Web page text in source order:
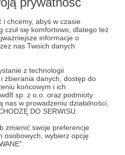
i chcemy, abyś w czasie
czuł się komfortowo, dlatego też
informacje o
nas Twoich danych
z technologii
zbierania danych, dostęp do
końcowym i ich
sp. z o.o. oraz podmioty
w prowadzeniu działalności,
DO SERWISU.
zmienić swoje preferencje
osobowych, wybierz opcję
😅